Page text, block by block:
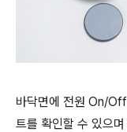
바닥면에 전원 On/
트를 확인할 수 있으